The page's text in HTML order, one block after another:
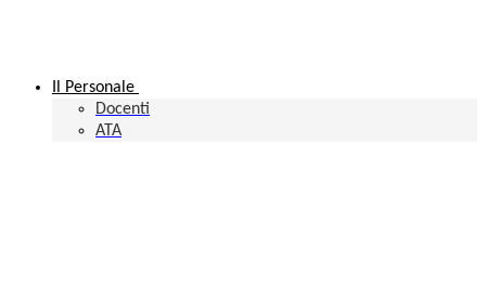
Il Personale
Docenti
ATA